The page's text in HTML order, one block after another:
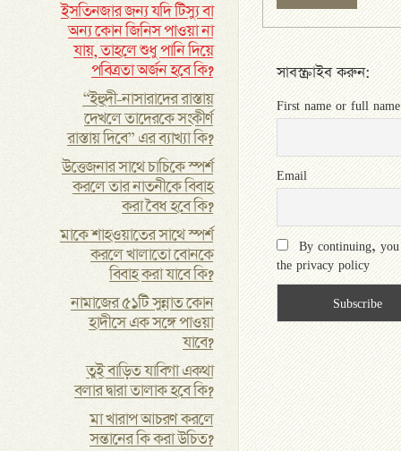
ইসতিনজার জন্য যদি টিস্যু বা
অন্য কোন জিনিস পাওয়া না
যায়, তাহলে শুধু পানি দিয়ে
পবিত্রতা অর্জন হবে কি?
“ইহুদী-নাসারাদের রাস্তায়
দেখলে তাদেরকে সংকীর্ণ
রাস্তায় দিবে” এর ব্যাখ্যা কি?
উত্তেজনার সাথে চাচিকে স্পর্শ
করলে তার নাতনীকে বিবাহ
করা বৈধ হবে কি?
মাকে শাহওয়াতের সাথে স্পর্শ
করলে খালাতো বোনকে
বিবাহ করা যাবে কি?
নামাজের ৫১টি সুন্নাত কোন
হাদীসে এক সঙ্গে পাওয়া
যাবে?
তুই বাড়িত যাবিগা একথা
বলার দ্বারা তালাক হবে কি?
মা খারাপ আচরণ করলে
সন্তানের কি করা উচিত?
সাবস্ক্রাইব করুন:
First name or full name
Email
By continuing, you
the privacy policy